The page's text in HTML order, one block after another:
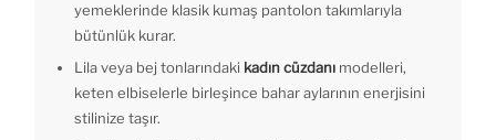
yemeklerinde klasik kumaş pantolon takımlarıyla
bütünlük kurar.
Lila veya bej tonlarındaki kadın cüzdanı modelleri,
keten elbiselerle birleşince bahar aylarının enerjisini
stilinize taşır.